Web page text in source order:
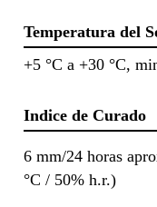
Temperatura del
+5 °C a +30 °C,
Indice de Curado
6 mm/24 horas
°C / 50% h.r.)